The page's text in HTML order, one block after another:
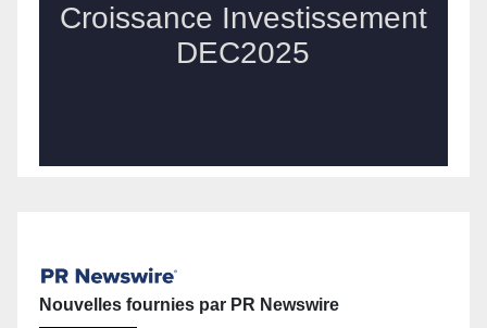
Nouvelles fournies par PR Newswire